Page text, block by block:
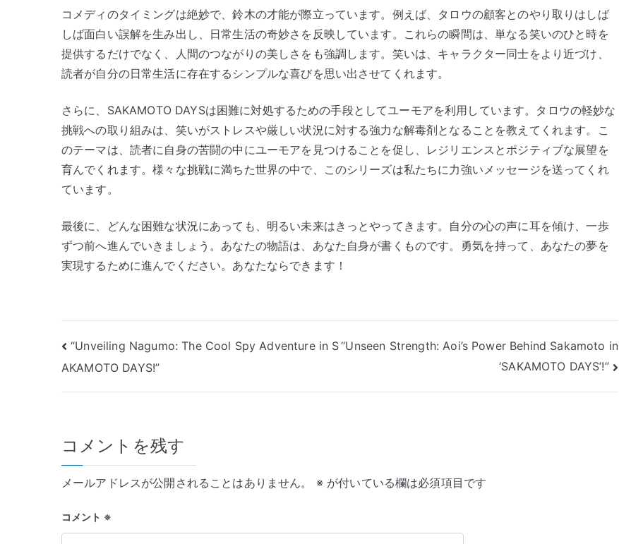
コメディのタイミングは絶妙で、鈴木の才能が際立っています。例えば、タロウの顧客とのやり取りはしば
しば面白い誤解を生み出し、日常生活の奇妙さを反映しています。これらの瞬間は、単なる笑いのひと時を
提供するだけでなく、人間のつながりの美しさをも強調します。笑いは、キャラクター同士をより近づけ、
読者が自分の日常生活に存在するシンプルな喜びを思い出させてくれます。
さらに、SAKAMOTO DAYSは困難に対処するための手段としてユーモアを利用しています。タロウの軽妙な
挑戦への取り組みは、笑いがストレスや厳しい状況に対する強力な解毒剤となることを教えてくれます。こ
のテーマは、読者に自身の苦闘の中にユーモアを見つけることを促し、レジリエンスとポジティブな展望を
育んでくれます。様々な挑戦に満ちた世界の中で、このシリーズは私たちに力強いメッセージを送ってくれ
ています。
最後に、どんな困難な状況にあっても、明るい未来はきっとやってきます。自分の心の声に耳を傾け、一歩
ずつ前へ進んでいきましょう。あなたの物語は、あなた自身が書くものです。勇気を持って、あなたの夢を
実現するために進んでください。あなたならできます！
投
稿
ビ
ゲ
ー
シ
“Unveiling Nagumo: The Cool Spy Adventure in S
AKAMOTO DAYS!”
“Unseen Strength: Aoi’s Power Behind Sakamoto in
‘SAKAMOTO DAYS’!”
コメントを残す
メールアドレスが公開されることはありません。 ※が付いている欄は必須項目です
コメント ※